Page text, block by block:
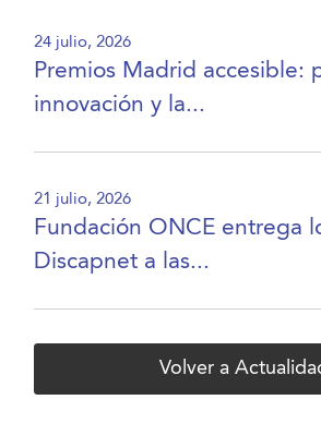
24 julio, 2026
Premios Madrid accesible:
innovación y la...
21 julio, 2026
Fundación ONCE entrega
Discapnet a las...
Volver a